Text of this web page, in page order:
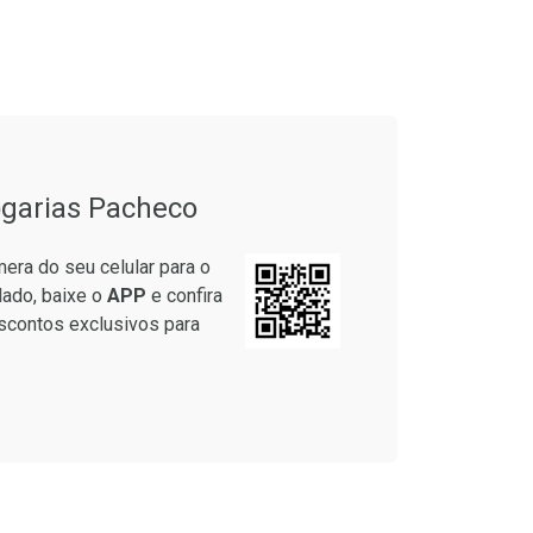
Pacheco
do seu celular para o
baixe o APP e confira
exclusivos para